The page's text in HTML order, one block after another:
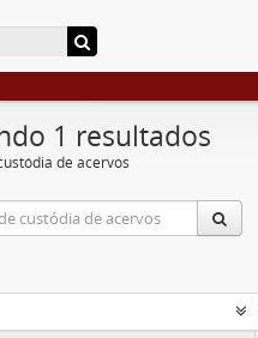
1 resultados
de acervos